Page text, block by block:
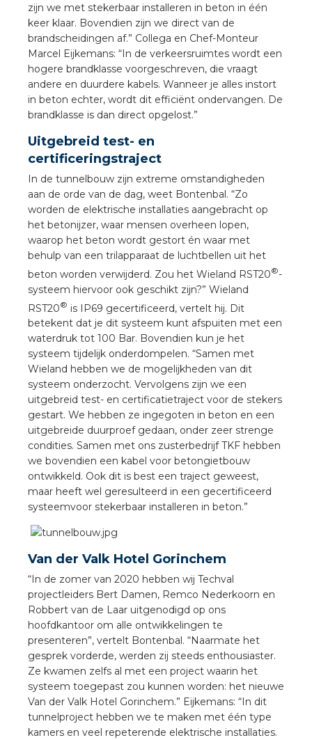
zijn we met stekerbaar installeren in beton in één
keer klaar. Bovendien zijn we direct van de
brandscheidingen af.” Collega en Chef-Monteur
Marcel Eijkemans: “In de verkeersruimtes wordt een
hogere brandklasse voorgeschreven, die vraagt
andere en duurdere kabels. Wanneer je alles instort
in beton echter, wordt dit efficiënt ondervangen. De
brandklasse is dan direct opgelost.”
Uitgebreid test- en
certificeringstraject
In de tunnelbouw zijn extreme omstandigheden
aan de orde van de dag, weet Bontenbal. “Zo
worden de elektrische installaties aangebracht op
het betonijzer, waar mensen overheen lopen,
waarop het beton wordt gestort én waar met
behulp van een trilapparaat de luchtbellen uit het
beton worden verwijderd. Zou het Wieland RST20®-
systeem hiervoor ook geschikt zijn?” Wieland
RST20® is IP69 gecertificeerd, vertelt hij. Dit
betekent dat je dit systeem kunt afspuiten met een
waterdruk tot 100 Bar. Bovendien kun je het
systeem tijdelijk onderdompelen. “Samen met
Wieland hebben we de mogelijkheden van dit
systeem onderzocht. Vervolgens zijn we een
uitgebreid test- en certificatietraject voor de stekers
gestart. We hebben ze ingegoten in beton en een
uitgebreide duurproef gedaan, onder zeer strenge
condities. Samen met ons zusterbedrijf TKF hebben
we bovendien een kabel voor betongietbouw
ontwikkeld. Ook dit is best een traject geweest,
maar heeft wel geresulteerd in een gecertificeerd
systeemvoor stekerbaar installeren in beton.”
Van der Valk Hotel Gorinchem
“In de zomer van 2020 hebben wij Techval
projectleiders Bert Damen, Remco Nederkoorn en
Robbert van de Laar uitgenodigd op ons
hoofdkantoor om alle ontwikkelingen te
presenteren”, vertelt Bontenbal. “Naarmate het
gesprek vorderde, werden zij steeds enthousiaster.
Ze kwamen zelfs al met een project waarin het
systeem toegepast zou kunnen worden: het nieuwe
Van der Valk Hotel Gorinchem.” Eijkemans: “In dit
tunnelproject hebben we te maken met één type
kamers en veel repeterende elektrische installaties.
waarde
groothandels